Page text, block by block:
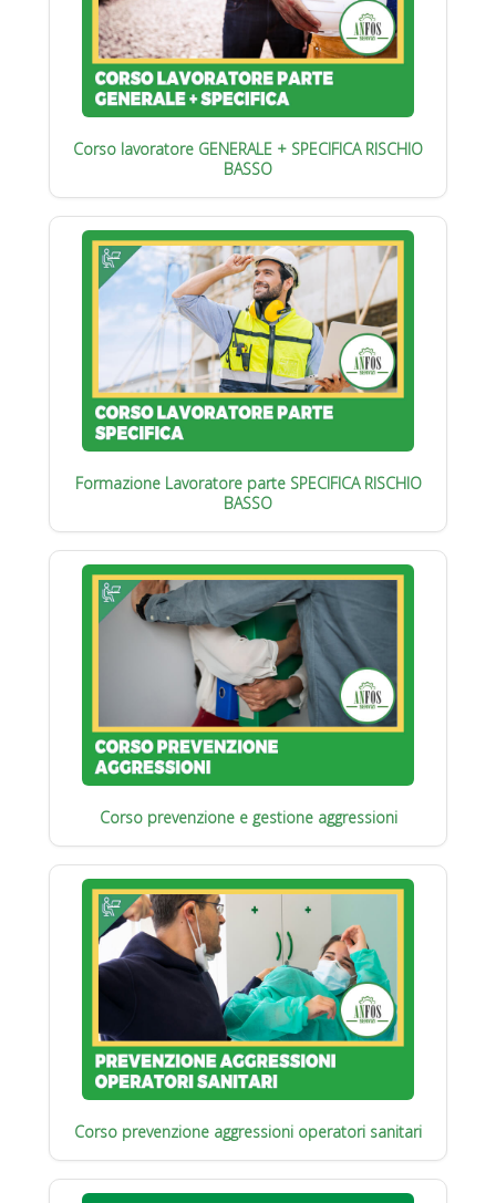
Corso lavoratore GENERALE + SPECIFICA RISCHIO
BASSO
Formazione Lavoratore parte SPECIFICA RISCHIO
BASSO
Corso prevenzione e gestione aggressioni
Corso prevenzione aggressioni operatori sanitari